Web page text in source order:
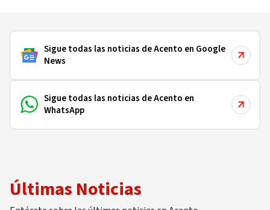
Sigue todas las noticias de Acento en Google
News
Sigue todas las noticias de Acento en
WhatsApp